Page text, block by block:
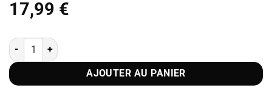
17,99 €
quantité de Paillettes Comestibles Cocktail Sans Goût Or- Sachet
AJOUTER AU PANIER